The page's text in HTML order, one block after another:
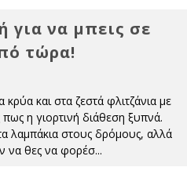
για να μπεις σε
τώρα!
και στα ζεστά φλιτζάνια με
πως η γιορτινή διάθεση ξυπνά.
λαμπάκια στους δρόμους, αλλά
να θες να φορέσ...